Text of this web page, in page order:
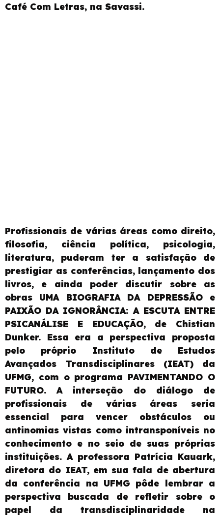
Café Com Letras, na Savassi.
Profissionais de várias áreas como direito,
filosofia, ciência política, psicologia,
literatura, puderam ter a satisfação de
prestigiar as conferências, lançamento dos
livros, e ainda poder discutir sobre as
obras UMA BIOGRAFIA DA DEPRESSÃO e
PAIXÃO DA IGNORÂNCIA: A ESCUTA ENTRE
PSICANÁLISE E EDUCAÇÃO, de Chistian
Dunker. Essa era a perspectiva proposta
pelo próprio Instituto de Estudos
Avançados Transdisciplinares (IEAT) da
UFMG, com o programa PAVIMENTANDO O
FUTURO. A interseção do diálogo de
profissionais de várias áreas seria
essencial para vencer obstáculos ou
antinomias vistas como intransponíveis no
conhecimento e no seio de suas próprias
instituições. A professora Patrícia Kauark,
diretora do IEAT, em sua fala de abertura
da conferência na UFMG pôde lembrar a
perspectiva buscada de refletir sobre o
papel da transdisciplinaridade na